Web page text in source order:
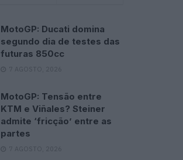
MotoGP: Ducati domina
segundo dia de testes das
futuras 850cc
7 AGOSTO, 2026
MotoGP: Tensão entre
KTM e Viñales? Steiner
admite ‘fricção’ entre as
partes
7 AGOSTO, 2026